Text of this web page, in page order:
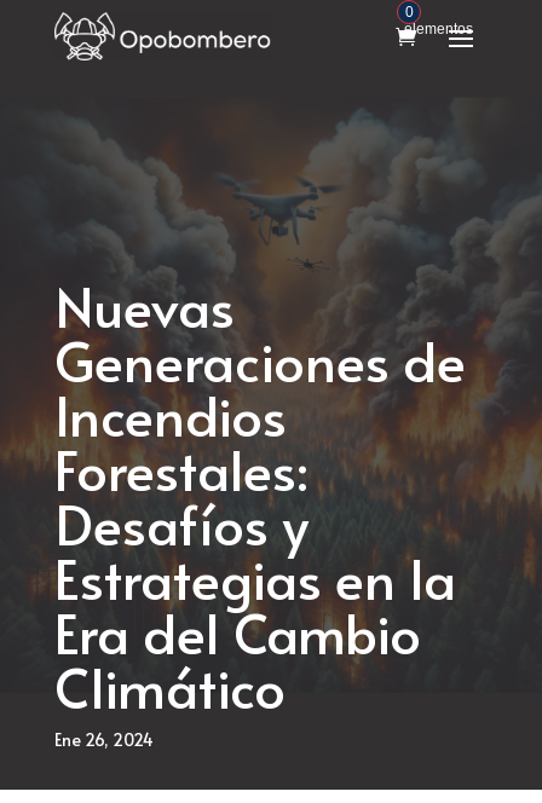
0
elementos
Nuevas
Generaciones de
Incendios
Forestales:
Desafíos y
Estrategias en la
Era del Cambio
Climático
Ene 26, 2024